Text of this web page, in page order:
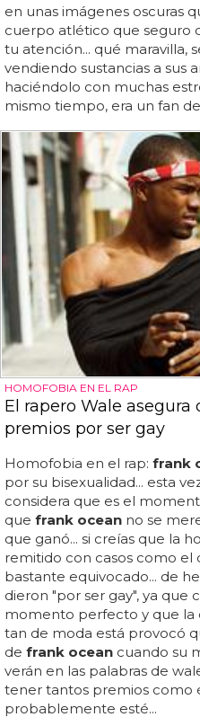
en unas imágenes oscuras
cuerpo atlético que seguro
tu atención... qué maravilla,
vendiendo sustancias a sus
haciéndolo con muchas
mismo tiempo, era un fan
HOMOFOBIA EN EL RAP
El rapero Wale
premios por ser gay
Homofobia en el rap: frank
por su bisexualidad... esta
considera que es el
que frank ocean no se
que ganó... si creías que la
remitido con casos como el
bastante equivocado... de
dieron "por ser gay", ya que
momento perfecto y que la
tan de moda está provocó
de frank ocean cuando su
verán en las palabras de
tener tantos premios como
probablemente esté...